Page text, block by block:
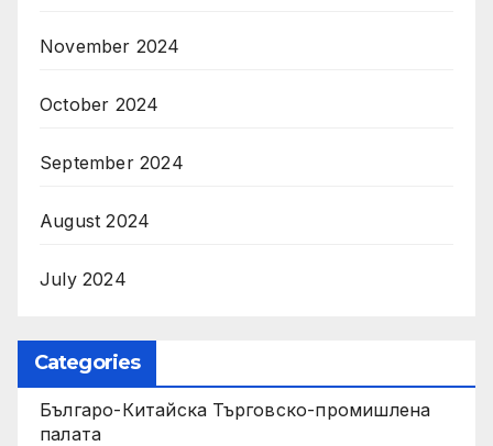
November 2024
October 2024
September 2024
August 2024
July 2024
Categories
Българо-Китайска Търговско-промишлена
палaта